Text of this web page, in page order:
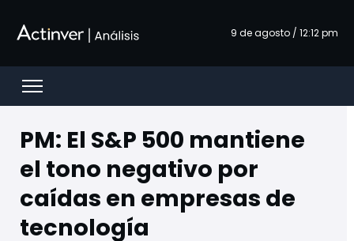
9 de agosto / 12:12 pm
Open menu
PM: El S&P 500 mantiene
el tono negativo por
caídas en empresas de
tecnología